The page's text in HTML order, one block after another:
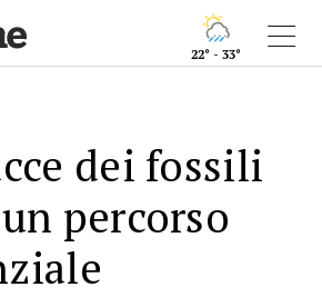
22° - 33°
dei fossili
percorso